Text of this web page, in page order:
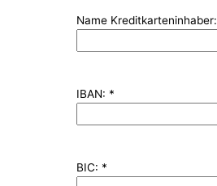
Name Kreditkarteninhaber:
IBAN: *
BIC: *